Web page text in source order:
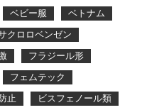
ベビー服
ベトナム
クロロベンゼン
フラジール形
フェムテック
止
ビスフェノール類